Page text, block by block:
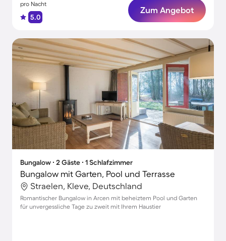
pro Nacht
5.0
Zum Angebot
Bungalow ∙ 2 Gäste ∙ 1 Schlafzimmer
Bungalow mit Garten, Pool und Terrasse
Straelen, Kleve, Deutschland
Romantischer Bungalow in Arcen mit beheiztem Pool und Garten
für unvergessliche Tage zu zweit mit Ihrem Haustier